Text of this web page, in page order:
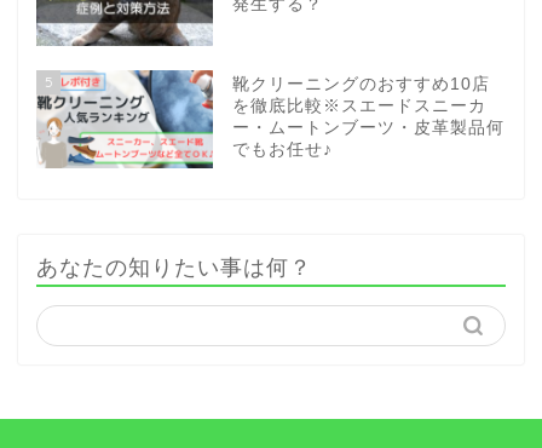
発生する？
5
靴クリーニングのおすすめ10店
を徹底比較※スエードスニーカ
ー・ムートンブーツ・皮革製品何
でもお任せ♪
あなたの知りたい事は何？